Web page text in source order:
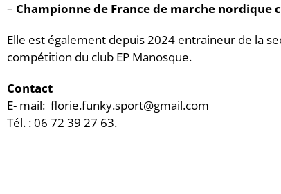
– Championne de France de marche nordique
Elle est également depuis 2024 entraineur de la
compétition du club EP Manosque.
Contact
E- mail: florie.funky.sport@gmail.com
Tél. : 06 72 39 27 63.